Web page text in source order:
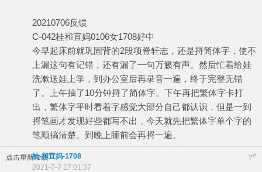
20210706反馈
C-042桂和宜妈0106女1708好中
今早起床前就巩固背的2段项脊轩志，还是捋简体字，使不
上漏这句有记错，还有漏了一句万籁有声。然后忙着给娃
洗漱送娃上学，到办公室后再录音一遍，终于完整无错
了。上午抽了10分钟捋了简体字。下午再把繁体字卡打
出，繁体字平时看着字感觉大部分自己都认识，但是一到
捋笔画才发现好些都写不出，今天就先把繁体字单个字的
笔顺搞清楚。到晚上睡前会再捋一遍。
点击重新加载 7#
桂-和宜妈-1708
2021-7-7 17:01:37